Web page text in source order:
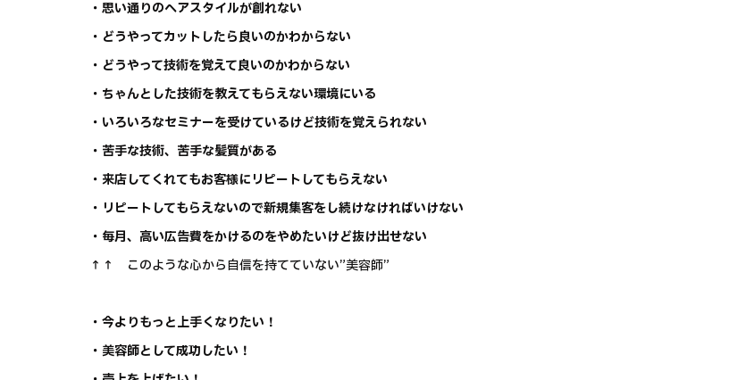
・思い通りのヘアスタイルが創れない
・どうやってカットしたら良いのかわからない
・どうやって技術を覚えて良いのかわからない
・ちゃんとした技術を教えてもらえない環境にいる
・いろいろなセミナーを受けているけど技術を覚えられない
・苦手な技術、苦手な髪質がある
・来店してくれてもお客様にリピートしてもらえない
・リピートしてもらえないので新規集客をし続けなければいけない
・毎月、高い広告費をかけるのをやめたいけど抜け出せない
↑↑ このような心から自信を持てていない”美容師”
・今よりもっと上手くなりたい！
・美容師として成功したい！